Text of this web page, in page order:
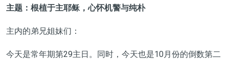
主题：根植于主耶稣，心怀机警与纯朴
主内的弟兄姐妹们：
今天是常年期第29主日。同时，今天也是10月份的倒数第二